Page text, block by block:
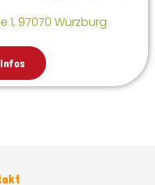
1, 97070 Würzburg